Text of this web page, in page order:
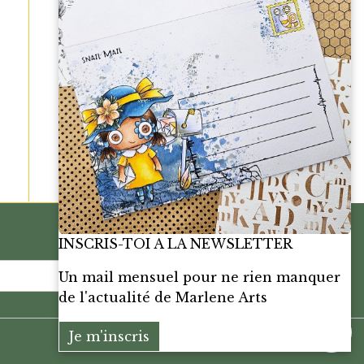
INSCRIS-TOI A LA NEWSLETTER
Un mail mensuel pour ne rien manquer
de l'actualité de Marlene Arts
Je m'inscris
OK